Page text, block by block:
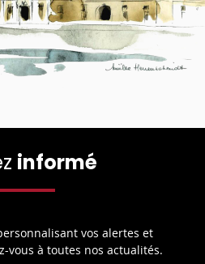
informé
vos alertes et
vous à toutes nos actualités.